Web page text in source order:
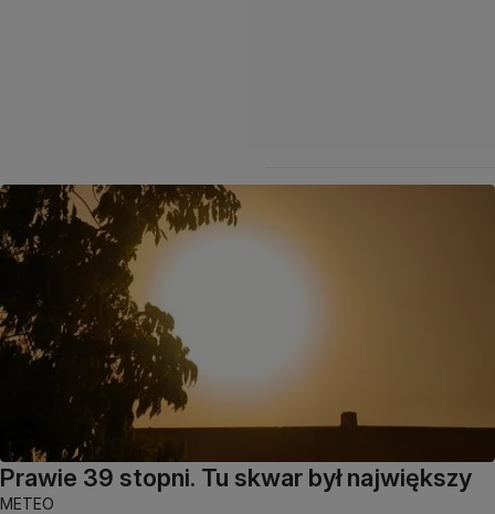
Prawie 39 stopni. Tu skwar był największy
METEO